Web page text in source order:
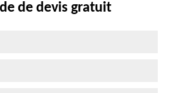
de devis gratuit